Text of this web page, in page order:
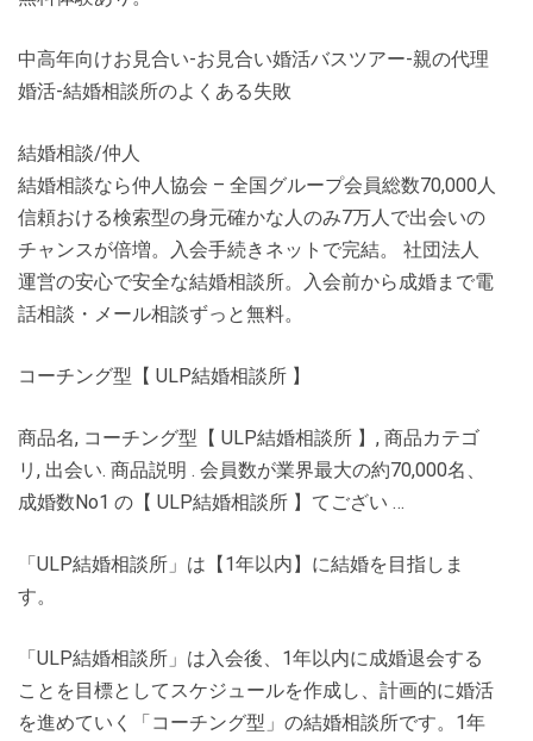
中高年向けお見合い-お見合い婚活バスツアー-親の代理
婚活-結婚相談所のよくある失敗
結婚相談/仲人
結婚相談なら仲人協会 – 全国グループ会員総数70,000人
信頼おける検索型の身元確かな人のみ7万人で出会いの
チャンスが倍増。入会手続きネットで完結。 社団法人
運営の安心で安全な結婚相談所。入会前から成婚まで電
話相談・メール相談ずっと無料。
コーチング型【 ULP結婚相談所 】
商品名, コーチング型【 ULP結婚相談所 】, 商品カテゴ
リ, 出会い. 商品説明 . 会員数が業界最大の約70,000名、
成婚数No1 の【 ULP結婚相談所 】てござい …
「ULP結婚相談所」は【1年以内】に結婚を目指しま
す。
「ULP結婚相談所」は入会後、1年以内に成婚退会する
ことを目標としてスケジュールを作成し、計画的に婚活
を進めていく「コーチング型」の結婚相談所です。1年